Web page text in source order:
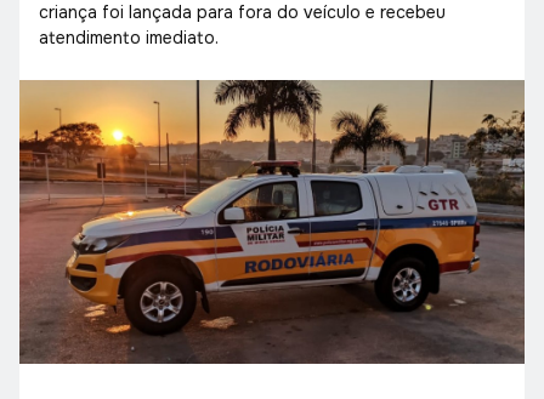
criança foi lançada para fora do veículo e recebeu
atendimento imediato.